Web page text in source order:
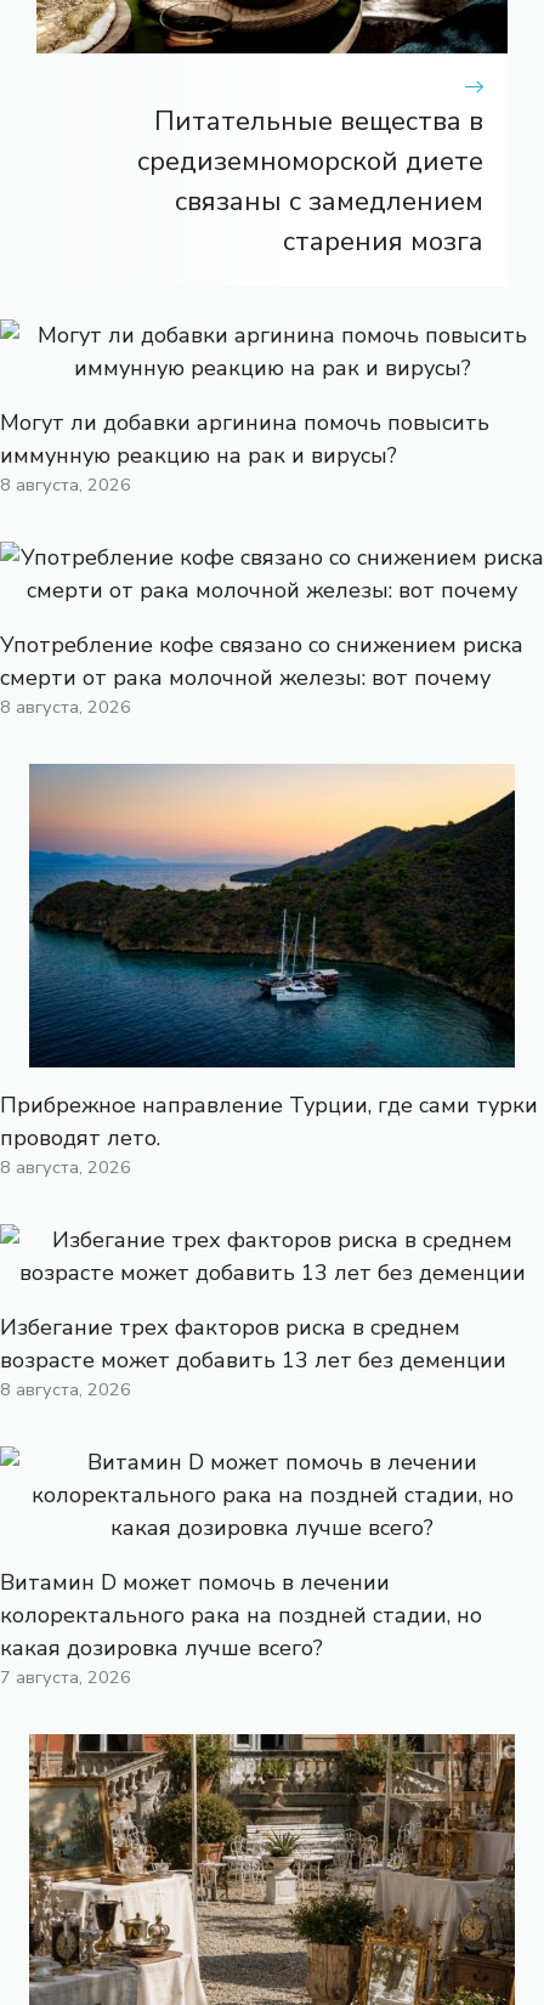
Питательные вещества в
средиземноморской диете
связаны с замедлением
старения мозга
Могут ли добавки аргинина помочь повысить
иммунную реакцию на рак и вирусы?
8 августа, 2026
Употребление кофе связано со снижением риска
смерти от рака молочной железы: вот почему
8 августа, 2026
Прибрежное направление Турции, где сами турки
проводят лето.
8 августа, 2026
Избегание трех факторов риска в среднем
возрасте может добавить 13 лет без деменции
8 августа, 2026
Витамин D может помочь в лечении
колоректального рака на поздней стадии, но
какая дозировка лучше всего?
7 августа, 2026